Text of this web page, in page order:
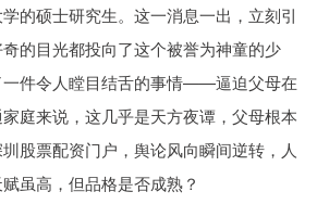
的硕士研究生。这一消息一出，立刻引
的目光都投向了这个被誉为神童的少
一件令人瞠目结舌的事情——逼迫父母在
庭来说，这几乎是天方夜谭，父母根本
股票配资门户，舆论风向瞬间逆转，人
虽高，但品格是否成熟？